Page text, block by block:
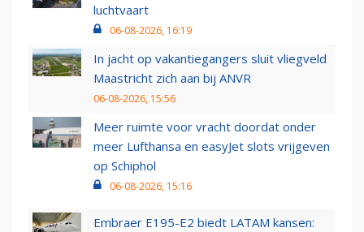
luchtvaart
06-08-2026, 16:19
In jacht op vakantiegangers sluit vliegveld
Maastricht zich aan bij ANVR
06-08-2026, 15:56
Meer ruimte voor vracht doordat onder
meer Lufthansa en easyJet slots vrijgeven
op Schiphol
06-08-2026, 15:16
Embraer E195-E2 biedt LATAM kansen: